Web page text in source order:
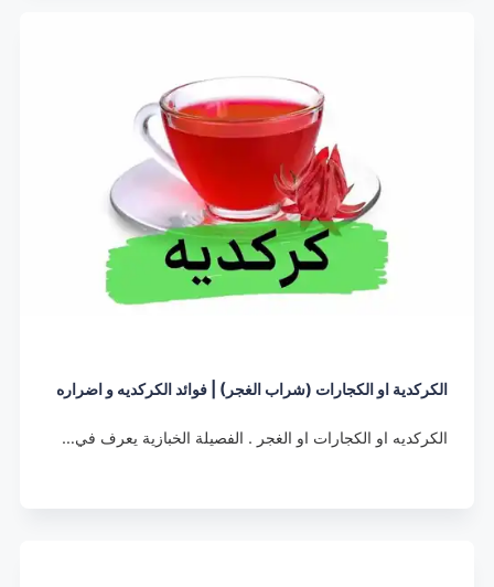
الكركدية او الكجارات (شراب الغجر) | فوائد الكركديه و اضراره
الكركديه او الكجارات او الغجر . الفصيلة الخبازية يعرف في…